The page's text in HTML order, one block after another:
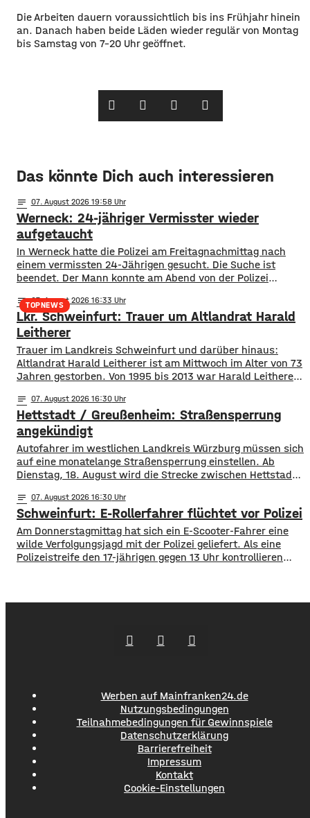
Die Arbeiten dauern voraussichtlich bis ins Frühjahr hinein
an. Danach haben beide Läden wieder regulär von Montag
bis Samstag von 7-20 Uhr geöffnet.
Das könnte Dich auch interessieren
notes 07. August 2026 19:58
Werneck: 24-jähriger Vermisster wieder
aufgetaucht
In Werneck hatte die Polizei am Freitagnachmittag nach
einem vermissten 24-Jährigen gesucht. Die Suche ist
beendet. Der Mann konnte am Abend von der Polizei
gesorgt, da auch ein Polizeihubschrauber die Gegend rund
um Werneck abgesucht hatte.
TOPNEWS
notes 07. August 2026 16:33
Lkr. Schweinfurt: Trauer um Altlandrat Harald
Leitherer
Trauer im Landkreis Schweinfurt und darüber hinaus:
Altlandrat Harald Leitherer ist am Mittwoch im Alter von 73
Jahren gestorben. Von 1995 bis 2013 war Harald Leitherer
wurde das Kreisstraßennetz ausgebaut, aber auch ein
flächendeckendes Radwegenetz mit einer Länge von über
1.000 Kilometern geschaffen. Außerdem führte der
notes 07. August 2026 16:30
Hettstadt / Greußenheim: Straßensperrung
angekündigt
Autofahrer im westlichen Landkreis Würzburg müssen sich
auf eine monatelange Straßensperrung einstellen. Ab
Dienstag, 18. August wird die Strecke zwischen Hettstadt
Staatliche Bauamt an. Die Fahrbahn muss erneuert
werden, sie weist Verdrückungen, Abbrüche, Risse und
gebrochene Fahrbahnränder auf. Auch die Entwässerung
muss erneuert werden. Die Arbeiten seien unter
notes 07. August 2026 16:30
Schweinfurt: E-Rollerfahrer flüchtet vor Polizei
Am Donnerstagmittag hat sich ein E-Scooter-Fahrer eine
wilde Verfolgungsjagd mit der Polizei geliefert. Als eine
Polizeistreife den 17-jährigen gegen 13 Uhr kontrollieren
Werben auf Mainfranken24.de
Nutzungsbedingungen
Teilnahmebedingungen für Gewinnspiele
Datenschutzerklärung
Barrierefreiheit
Impressum
Kontakt
Cookie-Einstellungen